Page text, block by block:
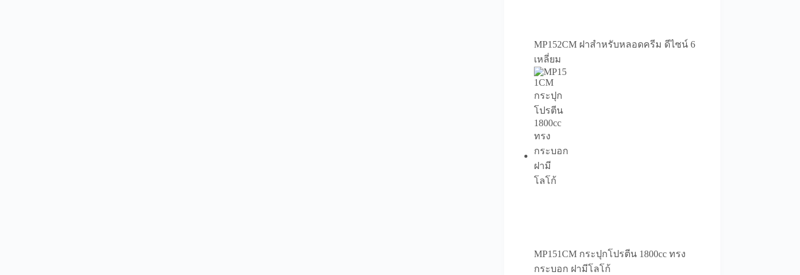
MP152CM ฝาสำหรับหลอดครีม ดีไซน์ 6
เหลี่ยม
MP151CM กระปุกโปรตีน 1800cc ทรง
กระบอก ฝามีโลโก้